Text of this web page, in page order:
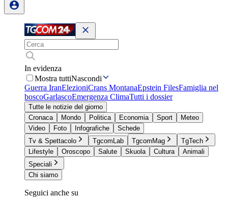
In evidenza
Mostra tuttiNascondi
Guerra IranElezioniCrans MontanaEpstein FilesFamiglia nel
boscoGarlascoEmergenza ClimaTutti i dossier
Tutte le notizie del giorno
Cronaca
Mondo Politica Economia Sport
Meteo
Video
Foto Infografiche
Schede
Tv & Spettacolo
TgcomLab TgcomMag
TgTech
Lifestyle
Oroscopo Salute Skuola Cultura
Animali
Speciali
Chi siamo
Seguici anche su